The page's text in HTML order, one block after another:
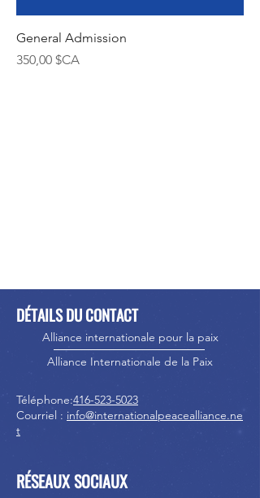
General Admission
Prix
350,00 $CA
DÉTAILS DU CONTACT
Alliance internationale pour la paix
Alliance Internationale de la Paix
Téléphone:416-523-5023
Courriel : info@internationalpeacealliance.ne
t
RÉSEAUX SOCIAUX